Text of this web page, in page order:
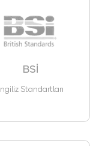
BSİ
İngiliz Standartları